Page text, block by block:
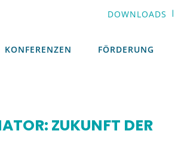
DOWNLOADS
KONFERENZEN FÖRDERUNG
KONFERENZEN FÖRDERUNG
ZUKUNFT DER